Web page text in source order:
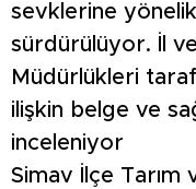
sevklerine
sürdürülüyor. İl
Müdürlükleri
ilişkin belge ve
inceleniyor
Simav İlçe